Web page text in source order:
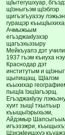
щIытегушхуар,
щIэныгъэм щIэблэр
щигъэгъуазэу лэжьэн
гуращэр
Ачмыжьым
егъэджакIуэхэр
щагъэхьэзыру
Мейкъуапэ дэт
1937 гъэм къиуха
Краснодар дэт
институтым и
щыпищащ. ЩIалэм
къыхихар
пыщIа IэщIагъэрщ.
ЕгъэджакIуэу
хуит зыщI тхылъыр
къыщыIэрыхьэм,
Айдэмыр
игъэзэжри,
ШэхэкIеишхуэ